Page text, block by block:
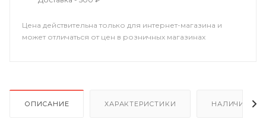
Цена действительна только для интернет-магазина и
может отличаться от цен в розничных магазинах
ОПИСАНИЕ ХАРАКТЕРИСТИКИ НАЛИЧИЕ В